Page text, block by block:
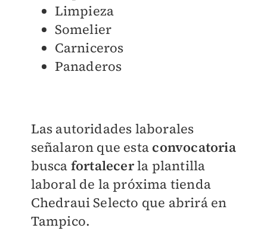
Limpieza
Somelier
Carniceros
Panaderos
Las autoridades laborales
señalaron que esta convocatoria
busca fortalecerla plantilla
laboral de la próxima tienda
Chedraui Selecto que abrirá en
Tampico.